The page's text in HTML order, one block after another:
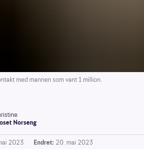
med mannen som vant 1 million.
Norseng
2023 Endret: 20. mai 2023